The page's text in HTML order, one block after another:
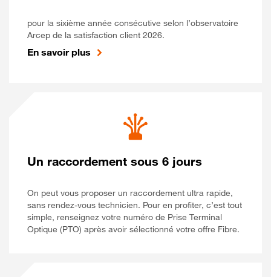
pour la sixième année consécutive selon l’observatoire
Arcep de la satisfaction client 2026.
En savoir plus
Un raccordement sous 6 jours
On peut vous proposer un raccordement ultra rapide,
sans rendez-vous technicien. Pour en profiter, c’est tout
simple, renseignez votre numéro de Prise Terminal
Optique (PTO) après avoir sélectionné votre offre Fibre.